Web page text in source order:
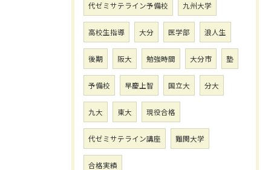
代ゼミサテライン予備校 九州大学
高校生指導 大分 医学部 浪人生
後期 阪大 勉強時間 大分市 塾
予備校 早慶上智 国立大 分大
九大 東大 現役合格
代ゼミサテライン講座 難関大学
合格実績